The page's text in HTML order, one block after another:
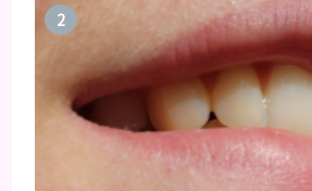
にツヤがあった男性も、いつのま
でペタンとするようになったと感
ょう。特に大人の男性としての魅
以降の男性に悩んでいる人が多い
髪が生え変わるサイクルは、年齢
ます。髪が太くならないま...